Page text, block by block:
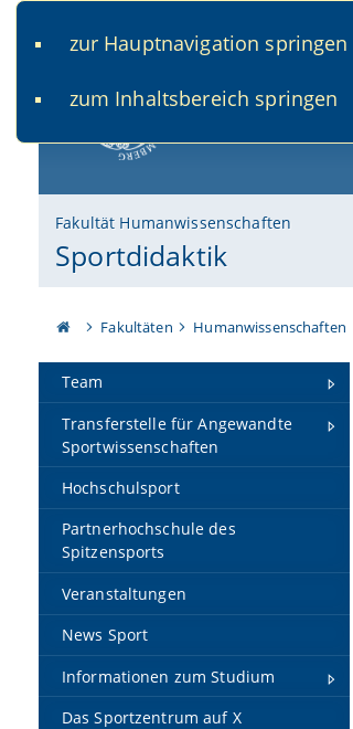
zur Hauptnavigation springen
zum Inhaltsbereich springen
Fakultät Humanwissenschaften
Sportdidaktik
Fakultäten Humanwissenschaften
Team
Transferstelle für Angewandte
Sportwissenschaften
Hochschulsport
Partnerhochschule des
Spitzensports
Veranstaltungen
News Sport
Informationen zum Studium
Das Sportzentrum auf X